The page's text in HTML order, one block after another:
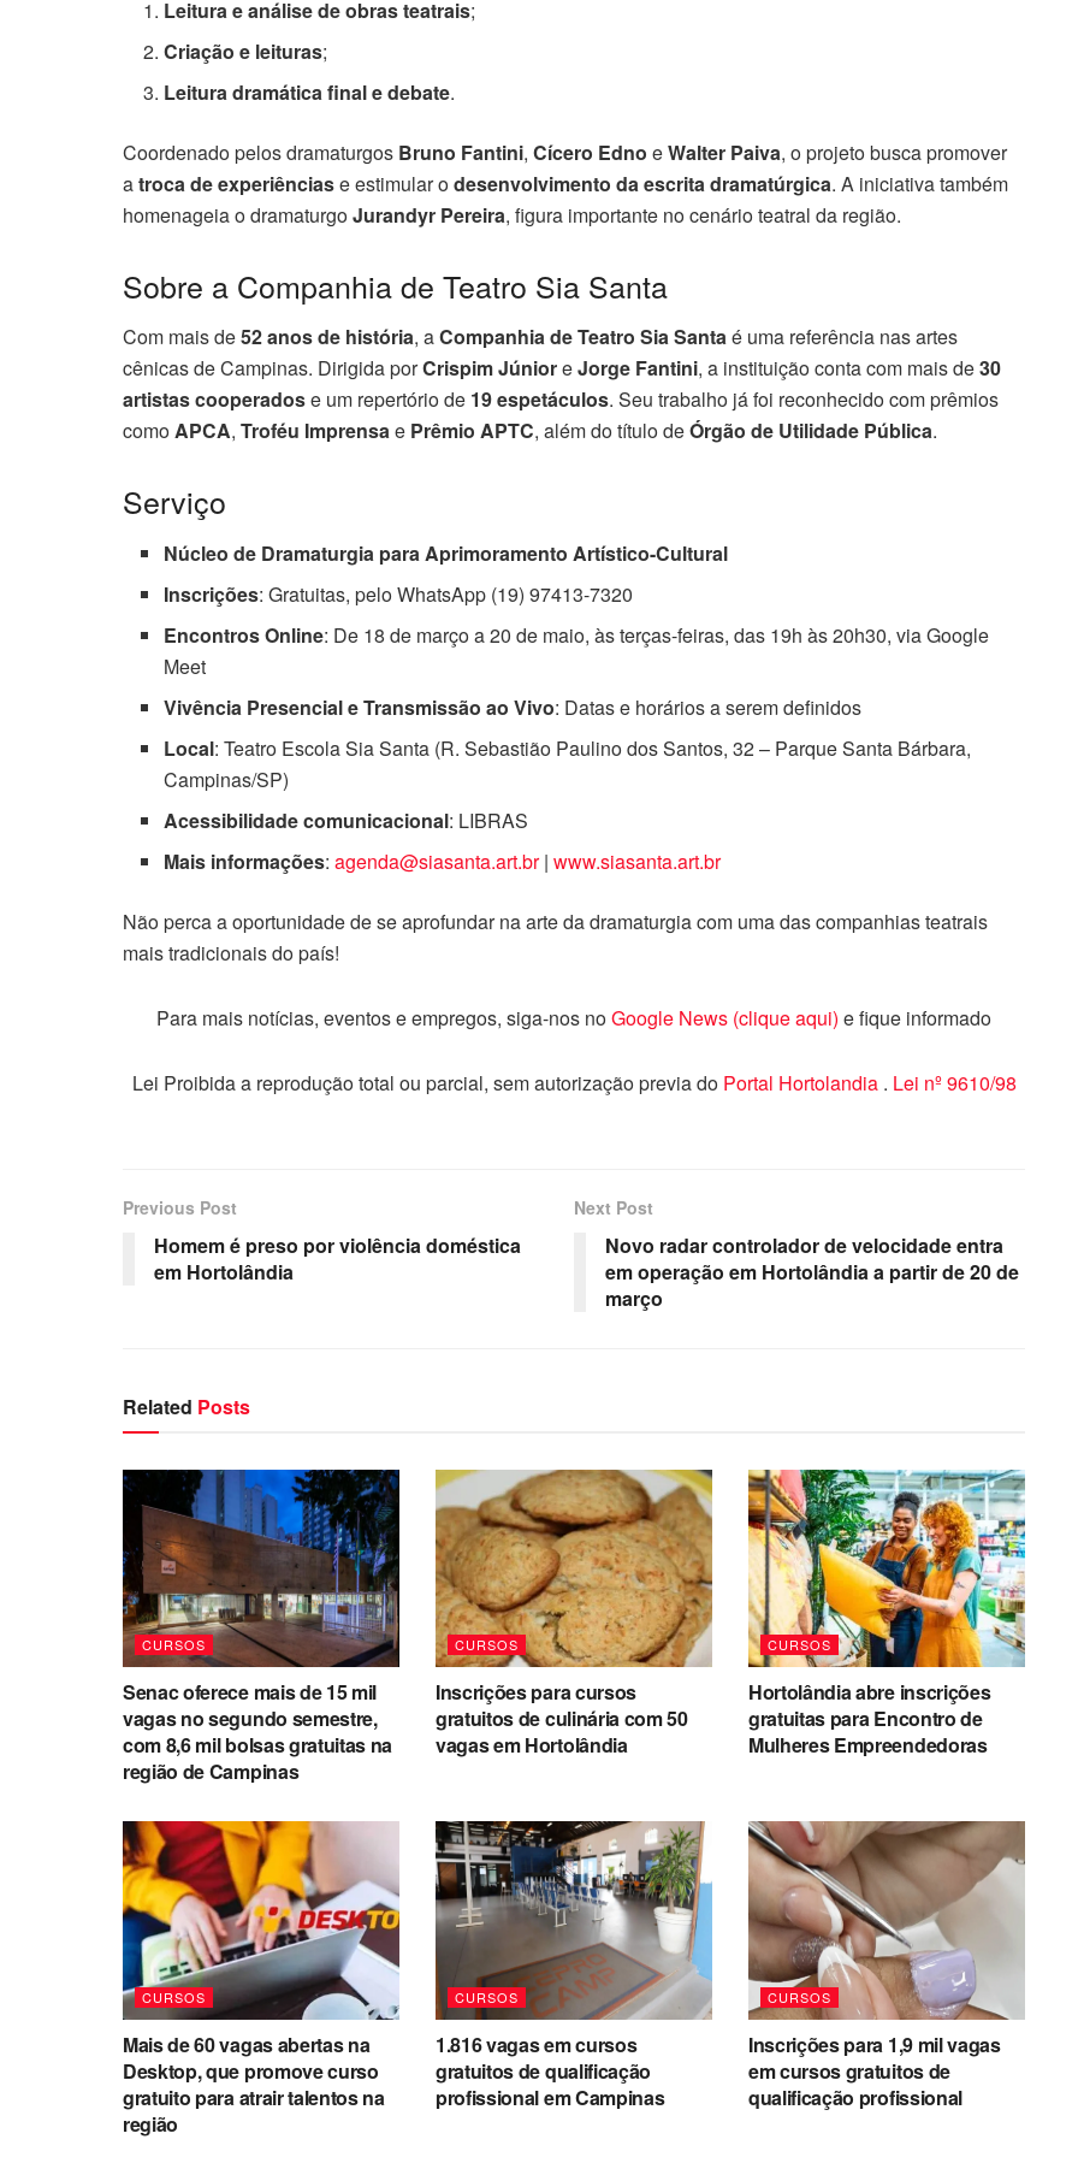
Leitura e análise de obras teatrais;
Criação e leituras;
Leitura dramática final e debate.
Coordenado pelos dramaturgos Bruno Fantini, Cícero Edno eWalter Paiva, o projeto busca promover
atroca de experiênciase estimular odesenvolvimento da escrita dramatúrgica. A iniciativa também
homenageia o dramaturgoJurandyr Pereira, figura importante no cenário teatral da região.
Sobre a Companhia de Teatro Sia Santa
Com mais de52 anos de história, aCompanhia de Teatro Sia Santaé uma referência nas artes
cênicas de Campinas. Dirigida porCrispim JúnioreJorge Fantini, a instituição conta com mais de30
artistas cooperadose um repertório de 19 espetáculos. Seu trabalho já foi reconhecido com prêmios
comoAPCA, Troféu Imprensae Prêmio APTC, além do título deÓrgão de Utilidade Pública.
Serviço
Núcleo de Dramaturgia para Aprimoramento Artístico-Cultural
Inscrições: Gratuitas, pelo WhatsApp (19) 97413-7320
Encontros Online: De 18 de março a 20 de maio, às terças-feiras, das 19h às 20h30, via Google
Meet
Vivência Presencial e Transmissão ao Vivo: Datas e horários a serem definidos
Local: Teatro Escola Sia Santa (R. Sebastião Paulino dos Santos, 32 – Parque Santa Bárbara,
Campinas/SP)
Acessibilidade comunicacional: LIBRAS
Mais informações:agenda@siasanta.art.br|www.siasanta.art.br
Não perca a oportunidade de se aprofundar na arte da dramaturgia com uma das companhias teatrais
mais tradicionais do país!
Para mais notícias, eventos e empregos, siga-nos noGoogle News (clique aqui) e fique informado
Lei Proibida a reprodução total ou parcial, sem autorização previa do Portal Hortolandia . Lei nº 9610/98
Previous Post
Homem é preso por violência doméstica
em Hortolândia
Next Post
Novo radar controlador de velocidade entra
em operação em Hortolândia a partir de 20 de
março
Related Posts
CURSOS
Senac oferece mais de 15 mil
vagas no segundo semestre,
com 8,6 mil bolsas gratuitas na
região de Campinas
CURSOS
Inscrições para cursos
gratuitos de culinária com 50
vagas em Hortolândia
CURSOS
Hortolândia abre inscrições
gratuitas para Encontro de
Mulheres Empreendedoras
CURSOS
Mais de 60 vagas abertas na
Desktop, que promove curso
gratuito para atrair talentos na
região
CURSOS
1.816 vagas em cursos
gratuitos de qualificação
profissional em Campinas
CURSOS
Inscrições para 1,9 mil vagas
em cursos gratuitos de
qualificação profissional